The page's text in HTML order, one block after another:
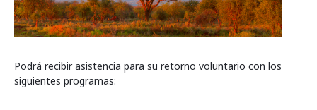
Programas de los estados federales
Información del país
Podrá recibir asistencia para su retorno voluntario con los
siguientes programas: